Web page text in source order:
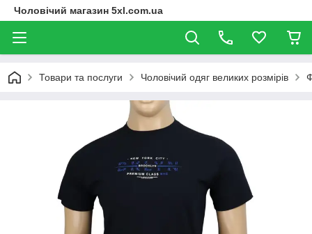
Чоловічий магазин 5xl.com.ua
Товари та послуги Чоловічий одяг великих розмірів